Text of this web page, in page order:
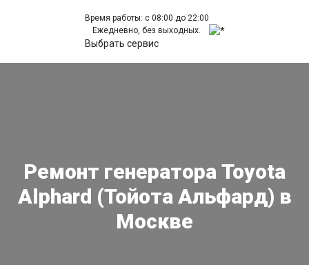
Время работы: с 08:00 до 22:00
Ежедневно, без выходных.
Выбрать сервис
Ремонт генератора Toyota
Alphard (Тойота Альфард) в
Москве